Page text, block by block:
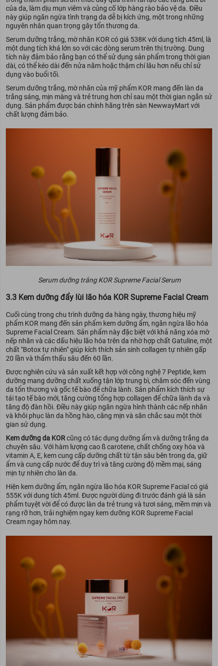
của da, làm dịu mụn viêm và củng cố lớp hàng rào bảo vệ da. Điều
này giúp ngăn ngừa tình trạng da dễ bị kích ứng, một trong những
nguyên nhân quan trọng gây tổn thương da.
Serum dưỡng trắng, mờ nhăn KOR có giá 538K với dung tích 45ml, là
một dung tích khá lớn so với các dòng serum trên thị trường. Dung
tích này đảm bảo rằng bạn có thể sử dụng sản phẩm trong thời gian
dài, có thể kéo dài đến nửa năm hoặc thậm chí lâu hơn nếu chỉ sử
dụng vào buổi tối.
Serum dưỡng trắng, mờ nhăn của mỹ phẩm KOR mang đến làn da
trắng sáng, mịn màng và trẻ trung hơn chỉ sau một thời gian ngắn sử
dụng. Sản phẩm được bán chính hãng trên sàn NewwayMart với
chất lượng đảm bảo.
Serum dưỡng trắng KOR Supreme Facial Serum
3.3 Kem dưỡng đẩy lùi lão hóa KOR Supreme Facial Cream
Cuối cùng trong chu trình dưỡng da hàng ngày, thương hiệu mỹ
phẩm KOR mang đến sản phẩm kem dưỡng ẩm, ngăn ngừa lão hóa
Supreme Facial Cream. Sản phẩm này đặc biệt với khả năng xóa mờ
nếp nhăn và các dấu hiệu lão hóa trên da nhờ hợp chất Gatuline, một
chất "Botox tự nhiên" giúp kích thích sản sinh collagen tự nhiên gấp
20 lần và thẩm thấu sâu đến 60 lần.
Được nghiên cứu và sản xuất kết hợp với công nghệ 7 Peptide, kem
dưỡng mang dưỡng chất xuống tận lớp trung bì, chăm sóc đến vùng
da tổn thương và gốc tế bào để chữa lành. Sản phẩm kích thích sự
tái tạo tế bào mới, tăng cường tổng hợp collagen để chữa lành da và
tăng độ đàn hồi. Điều này giúp ngăn ngừa hình thành các nếp nhăn
và khôi phục làn da hồng hào, căng mịn và săn chắc sau một thời
gian sử dụng.
Kem dưỡng da KORcũng có tác dụng dưỡng ẩm và dưỡng trắng da
chuyên sâu. Với hàm lượng cao ß carotene, chất chống oxy hóa và
vitamin A, E, kem cung cấp dưỡng chất từ tận sâu bên trong da, giữ
ẩm và cung cấp nước để duy trì và tăng cường độ mềm mại, sáng
mịn tự nhiên cho làn da.
Hiện kem dưỡng ẩm, ngăn ngừa lão hóa KOR Supreme Facial có giá
555K với dung tích 45ml. Được người dùng đi trước đánh giá là sản
phẩm tuyệt vời để có được làn da trẻ trung và tươi sáng, mềm mịn và
rạng rỡ hơn, trải nghiệm ngay kem dưỡng KOR Supreme Facial
Cream ngay hôm nay.